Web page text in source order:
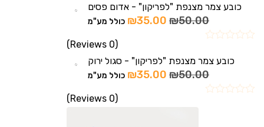
כובע צמר מצנפת "לפריקון" - אדום פסים
₪50.00
₪35.00 כולל מע"מ
(0 Reviews)
כובע צמר מצנפת "לפריקון" - סגול ירוק
₪50.00
₪35.00 כולל מע"מ
(0 Reviews)